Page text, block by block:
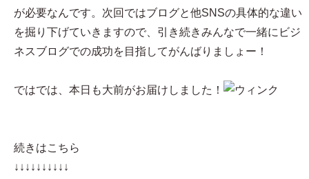
が必要なんです。次回ではブログと他SNSの具体的な違い
を掘り下げていきますので、引き続きみんなで一緒にビジ
ネスブログでの成功を目指してがんばりましょー！
ではでは、本日も大前がお届けしました！
続きはこちら
↓↓↓↓↓↓↓↓↓↓